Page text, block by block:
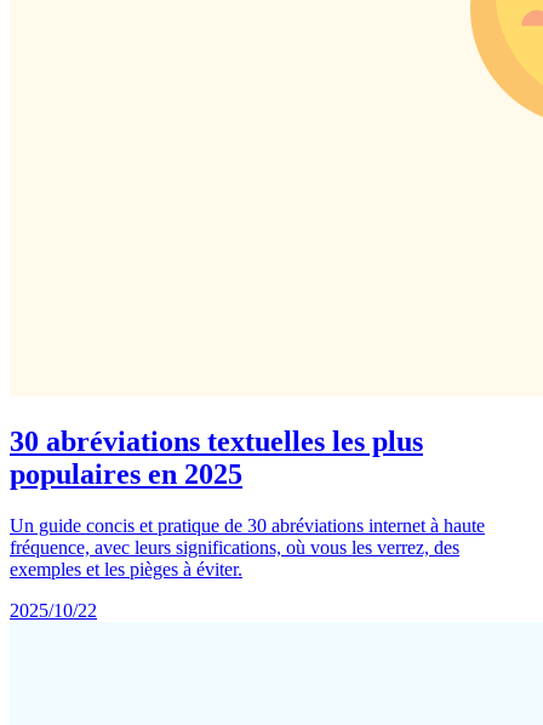
30 abréviations textuelles les plus
populaires en 2025
Un guide concis et pratique de 30 abréviations internet à haute
fréquence, avec leurs significations, où vous les verrez, des
exemples et les pièges à éviter.
2025/10/22